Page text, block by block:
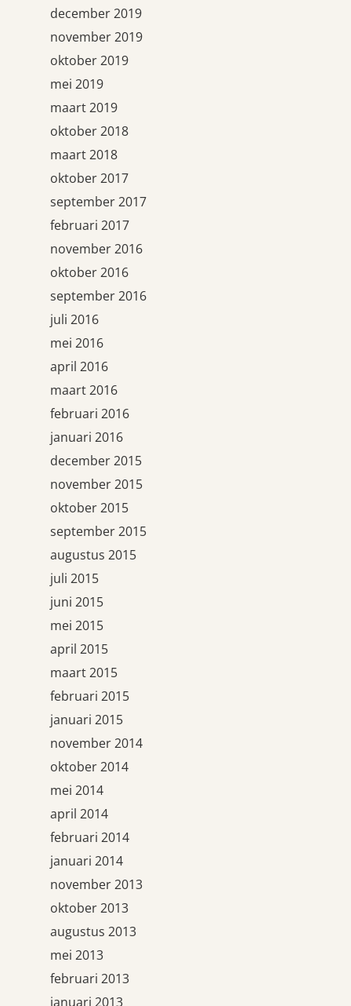
december 2019
november 2019
oktober 2019
mei 2019
maart 2019
oktober 2018
maart 2018
oktober 2017
september 2017
februari 2017
november 2016
oktober 2016
september 2016
juli 2016
mei 2016
april 2016
maart 2016
februari 2016
januari 2016
december 2015
november 2015
oktober 2015
september 2015
augustus 2015
juli 2015
juni 2015
mei 2015
april 2015
maart 2015
februari 2015
januari 2015
november 2014
oktober 2014
mei 2014
april 2014
februari 2014
januari 2014
november 2013
oktober 2013
augustus 2013
mei 2013
februari 2013
januari 2013